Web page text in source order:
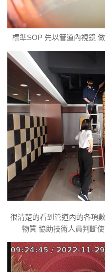
標準SOP 先以管道內視鏡
很清楚的看到管道內的各項
物質 協助技術人員判斷